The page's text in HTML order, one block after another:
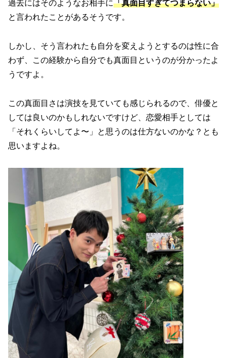
過去にはそのようなお相手に「真面目すぎてつまらない」
と言われたことがあるそうです。
しかし、そう言われたも自分を変えようとするのは性に合
わず、この経験から自分でも真面目というのが分かったよ
うですよ。
この真面目さは演技を見ていても感じられるので、俳優と
しては良いのかもしれないですけど、恋愛相手としては
「それくらいしてよ〜」と思うのは仕方ないのかな？とも
思いますよね。